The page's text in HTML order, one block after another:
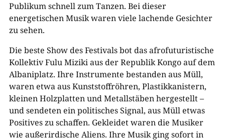
Publikum schnell zum Tanzen. Bei dieser
energetischen Musik waren viele lachende Gesichter
zu sehen.
Die beste Show des Festivals bot das afrofuturistische
Kollektiv Fulu Miziki aus der Republik Kongo auf dem
Albaniplatz. Ihre Instrumente bestanden aus Müll,
waren etwa aus Kunststoffröhren, Plastikkanistern,
kleinen Holzplatten und Metallstäben hergestellt –
und sendeten ein politisches Signal, aus Müll etwas
Positives zu schaffen. Gekleidet waren die Musiker
wie außerirdische Aliens. Ihre Musik ging sofort in